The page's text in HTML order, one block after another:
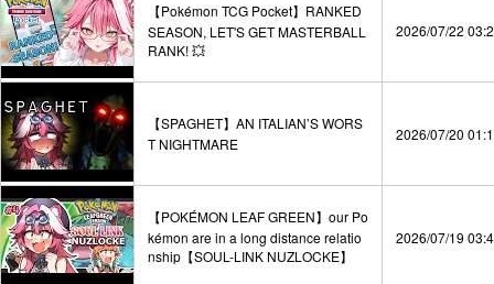
【Pokémon TCG Pocket】RANKED
SEASON, LET'S GET MASTERBALL
RANK! 💥
2026/07/22
【SPAGHET】AN ITALIAN’S WORS
T NIGHTMARE
2026/07/20
【POKÉMON LEAF GREEN】our Po
kémon are in a long distance relatio
nship【SOUL-LINK NUZLOCKE】
2026/07/19